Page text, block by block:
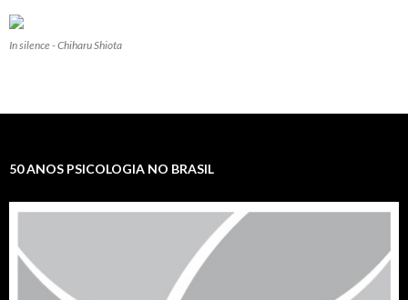
In silence - Chiharu Shiota
50 ANOS PSICOLOGIA NO BRASIL